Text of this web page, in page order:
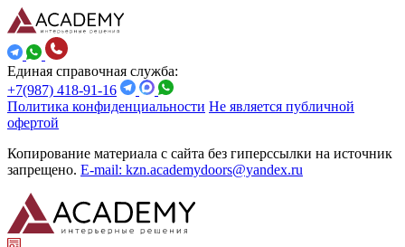
Единая справочная служба:
+7(987) 418-91-16
Политика конфиденциальности Не является публичной
офертой
Копирование материала с сайта без гиперссылки на источник
запрещено. E-mail: kzn.academydoors@yandex.ru